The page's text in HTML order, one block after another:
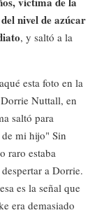
nivel de azúcar
, y saltó a la
esta foto en la
Nuttall, en
saltó para
de mi hijo" Sin
raro estaba
a Dorrie.
es la señal que
era demasiado